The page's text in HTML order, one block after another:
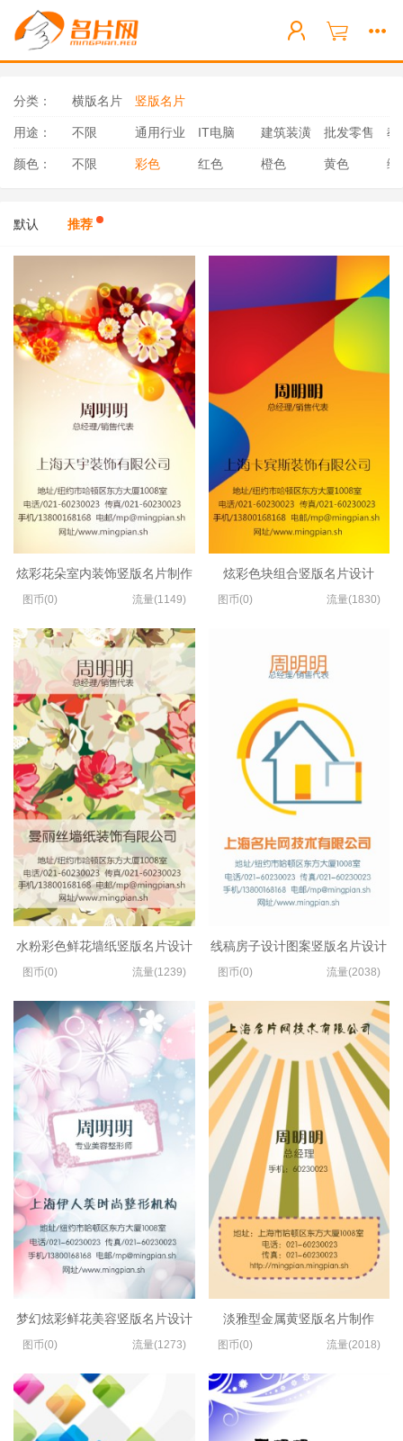
分类： 横版名片 竖版名片
用途： 不限 通用行业 IT电脑 建筑装潢 批发零售 教
颜色： 不限 彩色 红色 橙色 黄色 绿
默认 推荐
炫彩花朵室内装饰竖版名片制作
图币(0) 流量(1149)
水粉彩色鲜花墙纸竖版名片设计
图币(0) 流量(1239)
梦幻炫彩鲜花美容竖版名片设计
图币(0) 流量(1273)
炫彩色块组合竖版名片设计
图币(0) 流量(1830)
线稿房子设计图案竖版名片设计
图币(0) 流量(2038)
淡雅型金属黄竖版名片制作
图币(0) 流量(2018)